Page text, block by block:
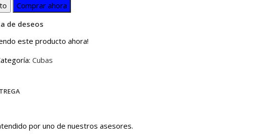
Comprar ahora
de deseos
este producto ahora!
Cubas
por uno de nuestros asesores.